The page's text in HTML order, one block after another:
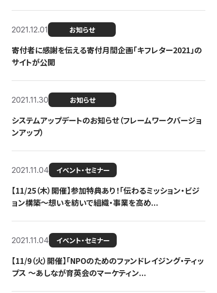
2021.12.01 お知らせ
寄付者に感謝を伝える寄付月間企画「キフレター2021」の
サイトが公開
2021.11.30 お知らせ
システムアップデートのお知らせ（フレームワークバージョ
ンアップ）
2021.11.04 イベント・セミナー
【11/25（木）開催】参加特典あり！「伝わるミッション・ビジ
ョン構築〜想いを紡いで組織・事業を高め...
2021.11.04 イベント・セミナー
【11/9（火）開催】「NPOのためのファンドレイジング・ティッ
プス 〜あしなが育英会のマーケティン...